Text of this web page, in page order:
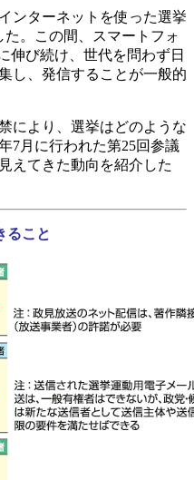
ンターネットを使った選挙
。この間、スマートフォ
伸び続け、世代を問わず日
し、発信することが一般的
により、選挙はどのような
7月に行われた第25回参議
えてきた動向を紹介した
ること